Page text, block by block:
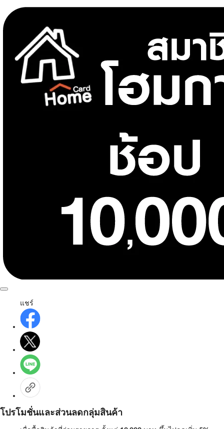
แชร์
โปรโมชั่นและส่วนลดกลุ่มสินค้า